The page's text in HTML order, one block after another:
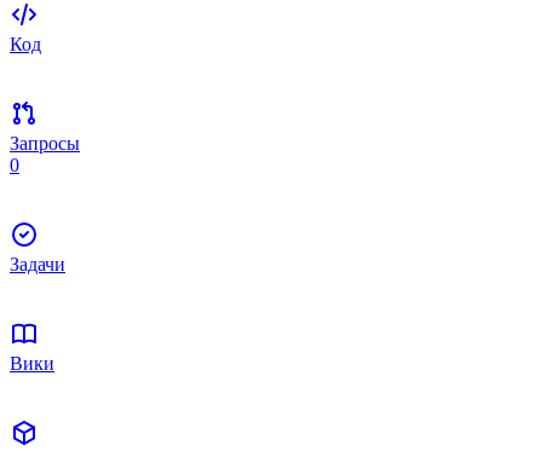
Код
Запросы
0
Задачи
Вики